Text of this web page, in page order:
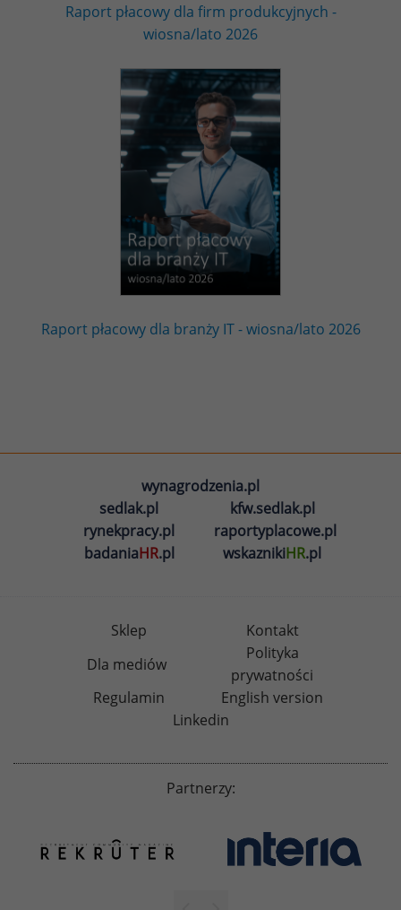
Raport płacowy dla firm produkcyjnych -
wiosna/lato 2026
Raport płacowy dla branży IT - wiosna/lato 2026
wynagrodzenia.pl
sedlak.pl
kfw.sedlak.pl
rynekpracy.pl
raportyplacowe.pl
badaniaHR.pl wskaznikiHR.pl
Sklep
Kontakt
Dla mediów
Polityka
prywatności
Regulamin
English version
Linkedin
Partnerzy: